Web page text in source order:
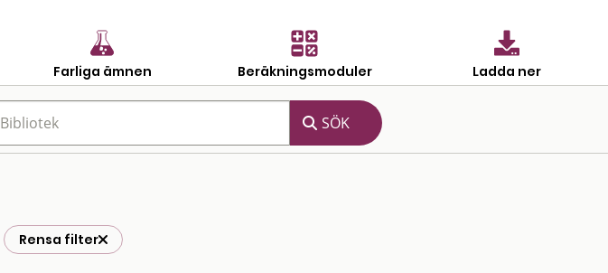
Farliga ämnen Beräkningsmoduler Ladda ner
Rensa filter